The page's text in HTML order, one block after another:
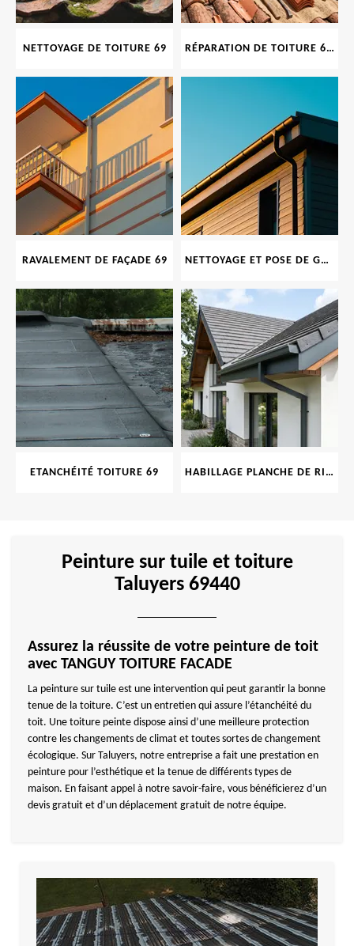
NETTOYAGE DE TOITURE 69 RÉPARATION DE TOITURE 69 RHONE, TUILES CASSÉES OU ABIMÉES
RAVALEMENT DE FAÇADE 69 NETTOYAGE ET POSE DE GOUTTIÈRE 69
ETANCHÉITÉ TOITURE 69 HABILLAGE PLANCHE DE RIVE 69
Peinture sur tuile et toiture
Taluyers 69440
Assurez la réussite de votre peinture de toit
avec TANGUY TOITURE FACADE
La peinture sur tuile est une intervention qui peut garantir la bonne
tenue de la toiture. C’est un entretien qui assure l’étanchéité du
toit. Une toiture peinte dispose ainsi d’une meilleure protection
contre les changements de climat et toutes sortes de changement
écologique. Sur Taluyers, notre entreprise a fait une prestation en
peinture pour l’esthétique et la tenue de différents types de
maison. En faisant appel à notre savoir-faire, vous bénéficierez d’un
devis gratuit et d’un déplacement gratuit de notre équipe.